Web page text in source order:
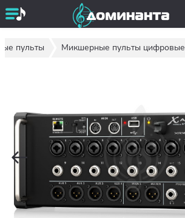
пульты Микшерные пульты цифровые